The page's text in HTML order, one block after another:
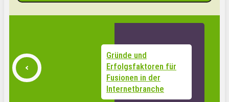
Gründe und
Erfolgsfaktoren für
Fusionen in der
Internetbranche